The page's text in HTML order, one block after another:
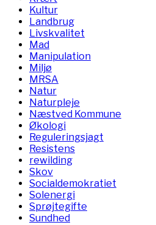
Kultur
Landbrug
Livskvalitet
Mad
Manipulation
Miljø
MRSA
Natur
Naturpleje
Næstved Kommune
Økologi
Reguleringsjagt
Resistens
rewilding
Skov
Socialdemokratiet
Solenergi
Sprøjtegifte
Sundhed